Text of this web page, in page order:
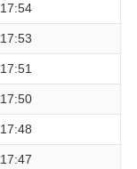
17:54
17:53
17:51
17:50
17:48
17:47